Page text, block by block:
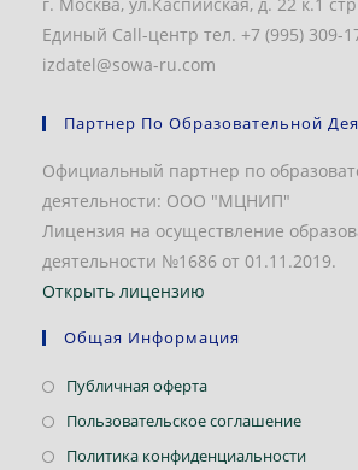
Единый Call-центр тел. +7 (995) 309-
izdatel@sowa-ru.com
Партнер По Образовательной
Официальный партнер по
деятельности: ООО "МЦНИП"
Лицензия на осуществление
деятельности №1686 от 01.11.2019.
Открыть лицензию
Общая Информация
Публичная офертаОткроется
в
Пользовательское соглашение
в
Политика конфиденциальности